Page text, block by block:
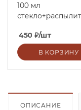
100 мл
450 ₽/шт
В КОРЗИНУ
ОПИСАНИЕ